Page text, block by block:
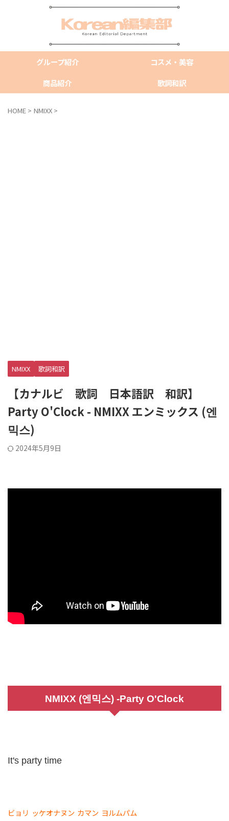
グループ紹介
コスメ・美容
商品紹介
歌詞和訳
HOME > NMIXX >
NMIXX 歌詞和訳
【カナルビ 歌詞 日本語訳 和訳】
Party O'Clock - NMIXX エンミックス (엔
믹스)
2024年5月9日
NMIXX (엔믹스) -Party O'Clock
It's party time
ビョリ ッケオナヌン カマン ヨルムパム